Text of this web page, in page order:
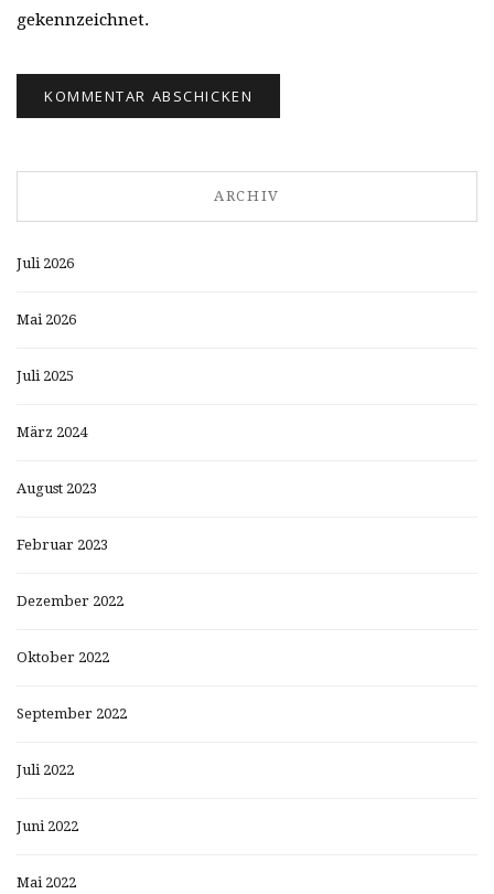
gekennzeichnet.
ARCHIV
Juli 2026
Mai 2026
Juli 2025
März 2024
August 2023
Februar 2023
Dezember 2022
Oktober 2022
September 2022
Juli 2022
Juni 2022
Mai 2022